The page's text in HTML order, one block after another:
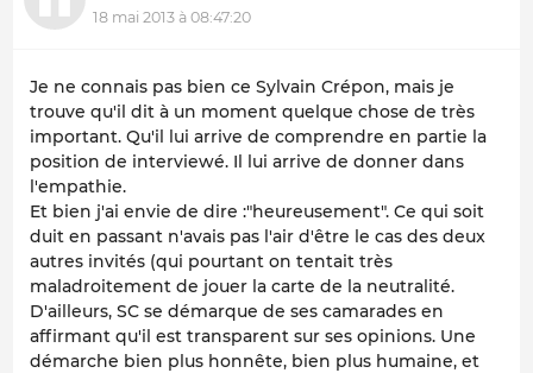
18 mai 2013 à 08:47:20
Je ne connais pas bien ce Sylvain Crépon, mais je
trouve qu'il dit à un moment quelque chose de très
important. Qu'il lui arrive de comprendre en partie la
position de interviewé. Il lui arrive de donner dans
l'empathie.
Et bien j'ai envie de dire :"heureusement". Ce qui soit
duit en passant n'avais pas l'air d'être le cas des deux
autres invités (qui pourtant on tentait très
maladroitement de jouer la carte de la neutralité.
D'ailleurs, SC se démarque de ses camarades en
affirmant qu'il est transparent sur ses opinions. Une
démarche bien plus honnête, bien plus humaine, et